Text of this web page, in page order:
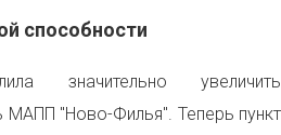
способности
значительно увеличить
МАПП "Ново-Филья". Теперь пункт